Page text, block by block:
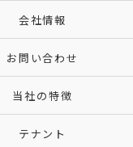
会社情報
お問い合わせ
当社の特徴
テナント